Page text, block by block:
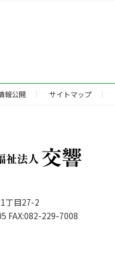
報公開 サイトマップ
丁目27-2
FAX:082-229-7008